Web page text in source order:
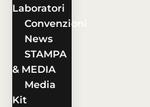
Laboratori
Convenzioni
News
STAMPA
& MEDIA
Media
Kit